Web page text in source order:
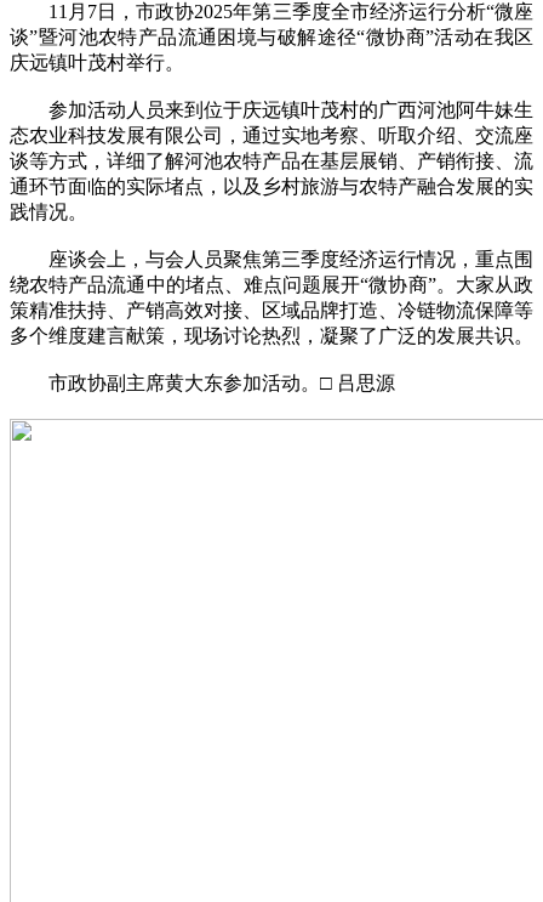
11月7日，市政协2025年第三季度全市经济运行分析“微座
谈”暨河池农特产品流通困境与破解途径“微协商”活动在我区
庆远镇叶茂村举行。
参加活动人员来到位于庆远镇叶茂村的广西河池阿牛妹生
态农业科技发展有限公司，通过实地考察、听取介绍、交流座
谈等方式，详细了解河池农特产品在基层展销、产销衔接、流
通环节面临的实际堵点，以及乡村旅游与农特产融合发展的实
践情况。
座谈会上，与会人员聚焦第三季度经济运行情况，重点围
绕农特产品流通中的堵点、难点问题展开“微协商”。大家从政
策精准扶持、产销高效对接、区域品牌打造、冷链物流保障等
多个维度建言献策，现场讨论热烈，凝聚了广泛的发展共识。
市政协副主席黄大东参加活动。□ 吕思源